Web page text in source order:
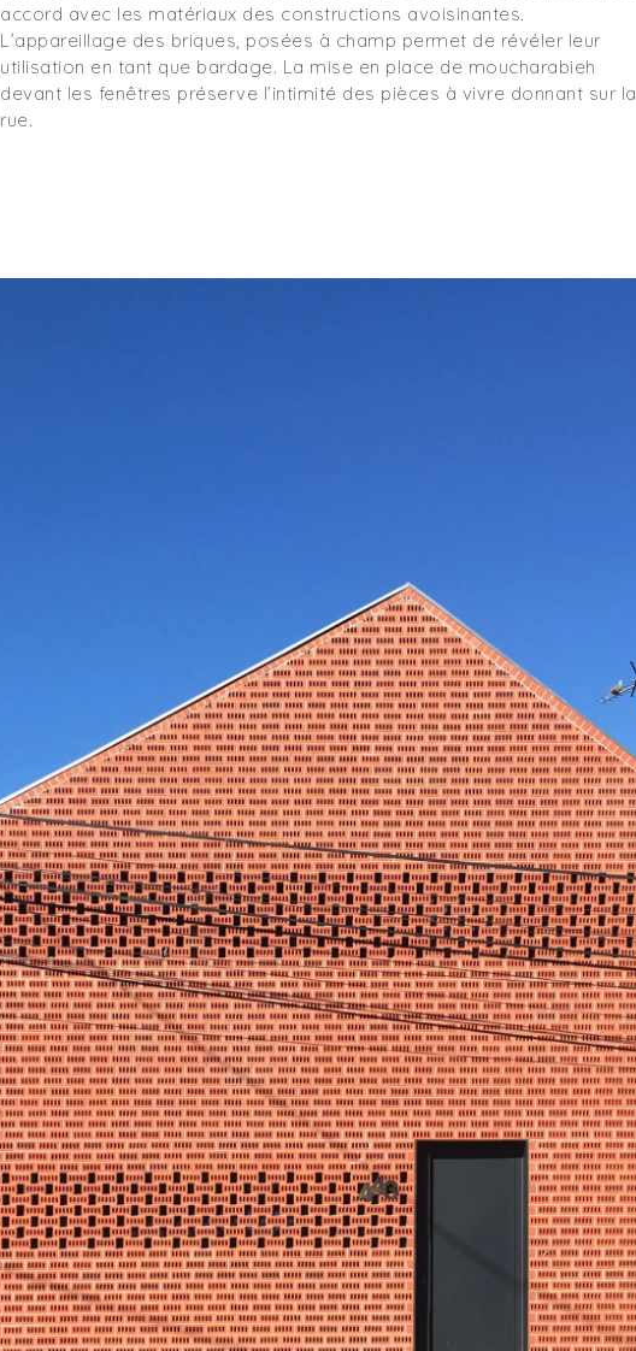
accord avec les matériaux des constructions avoisinantes.
L’appareillage des briques, posées à champ permet de révéler leur
utilisation en tant que bardage. La mise en place de moucharabieh
devant les fenêtres préserve l’intimité des pièces à vivre donnant sur la
rue.